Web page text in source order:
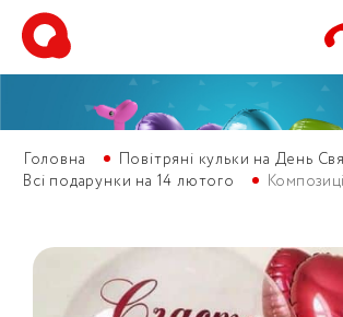
Головна
Повітряні кульки на День
Всі подарунки на 14 лютого